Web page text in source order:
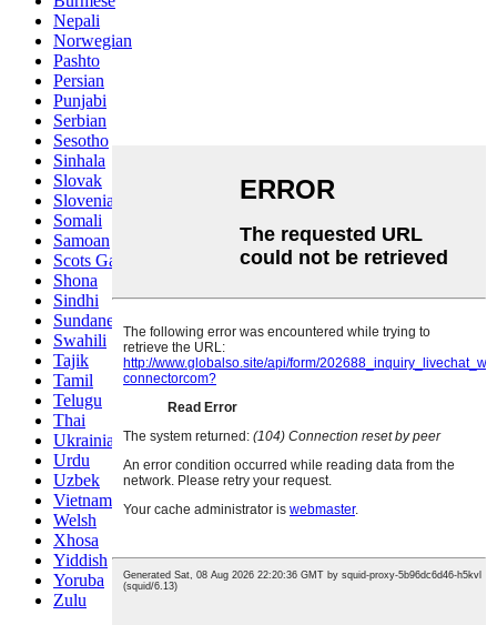
Nepali
Norwegian
Pashto
Persian
Punjabi
Serbian
Sesotho
Sinhala
Slovak
Slovenian
Somali
Samoan
Scots Gaelic
Shona
Sindhi
Sundanese
Swahili
Tajik
Tamil
Telugu
Thai
Ukrainian
Urdu
Uzbek
Vietnamese
Welsh
Xhosa
Yiddish
Yoruba
Zulu